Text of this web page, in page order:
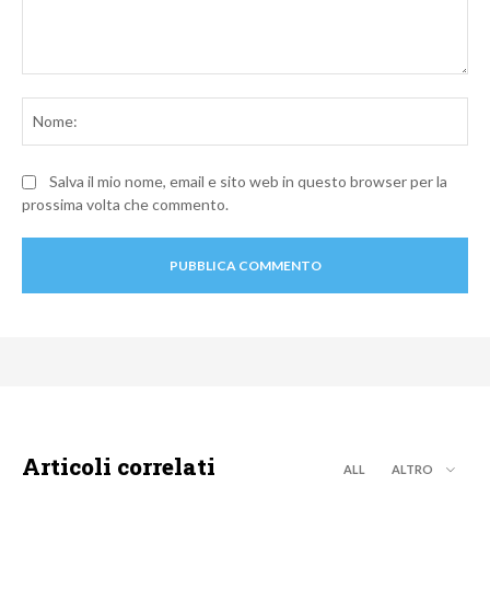
Salva il mio nome, email e sito web in questo browser per la
prossima volta che commento.
Articoli correlati ALL ALTRO